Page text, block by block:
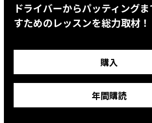
ドライバーからパッティング
すためのレッスンを総力取材！
購入
年間購読